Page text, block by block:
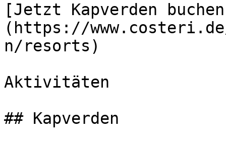
[Jetzt Kapverden
(https://
n/resorts)
Aktivitäten
## Kapverden